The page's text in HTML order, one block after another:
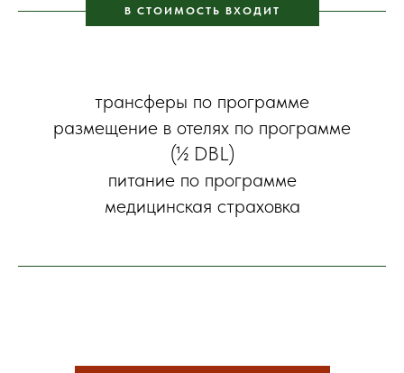
В СТОИМОСТЬ ВХОДИТ
трансферы по программе
размещение в отелях по программе
(½ DBL)
питание по программе
медицинская страховка